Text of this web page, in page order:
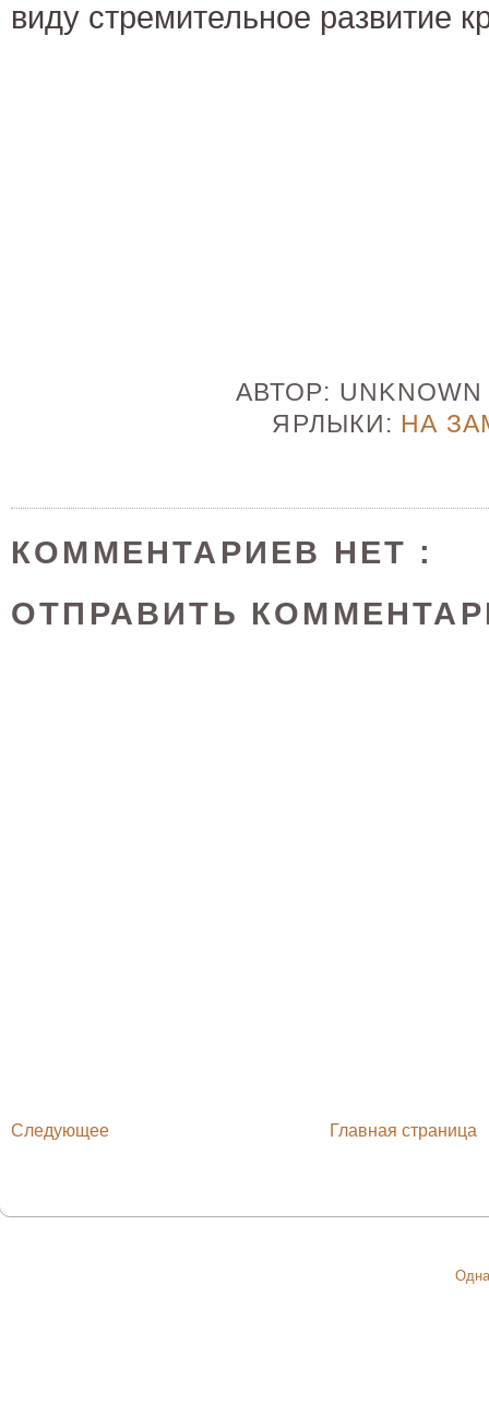
виду стремительное развитие
АВТОР:
ЯРЛЫКИ: НА
КОММЕНТАРИЕВ НЕТ :
ОТПРАВИТЬ
Следующее Главная страница